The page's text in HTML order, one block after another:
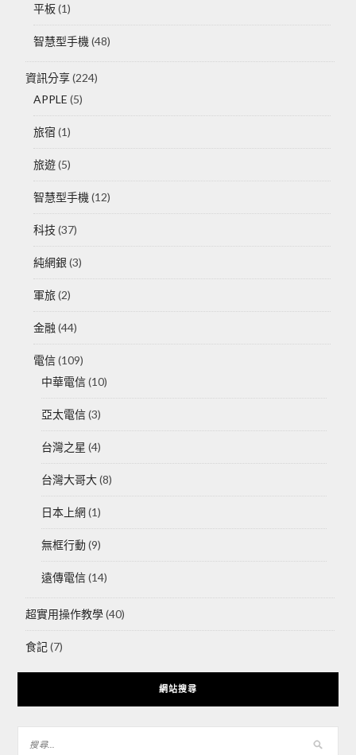
平板(1)
智慧型手機 (48)
資訊分享(224)
APPLE (5)
旅宿 (1)
旅遊(5)
智慧型手機 (12)
科技 (37)
純網銀 (3)
軍旅(2)
金融 (44)
電信(109)
中華電信(10)
亞太電信(3)
台灣之星 (4)
台灣大哥大(8)
日本上網(1)
無框行動(9)
遠傳電信(14)
超實用操作教學(40)
食記(7)
網站搜尋